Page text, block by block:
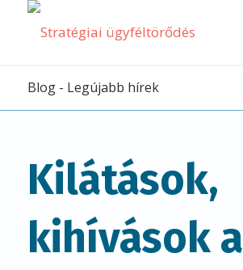
Blog - Legújabb hírek
Kilátások,
kihívások a